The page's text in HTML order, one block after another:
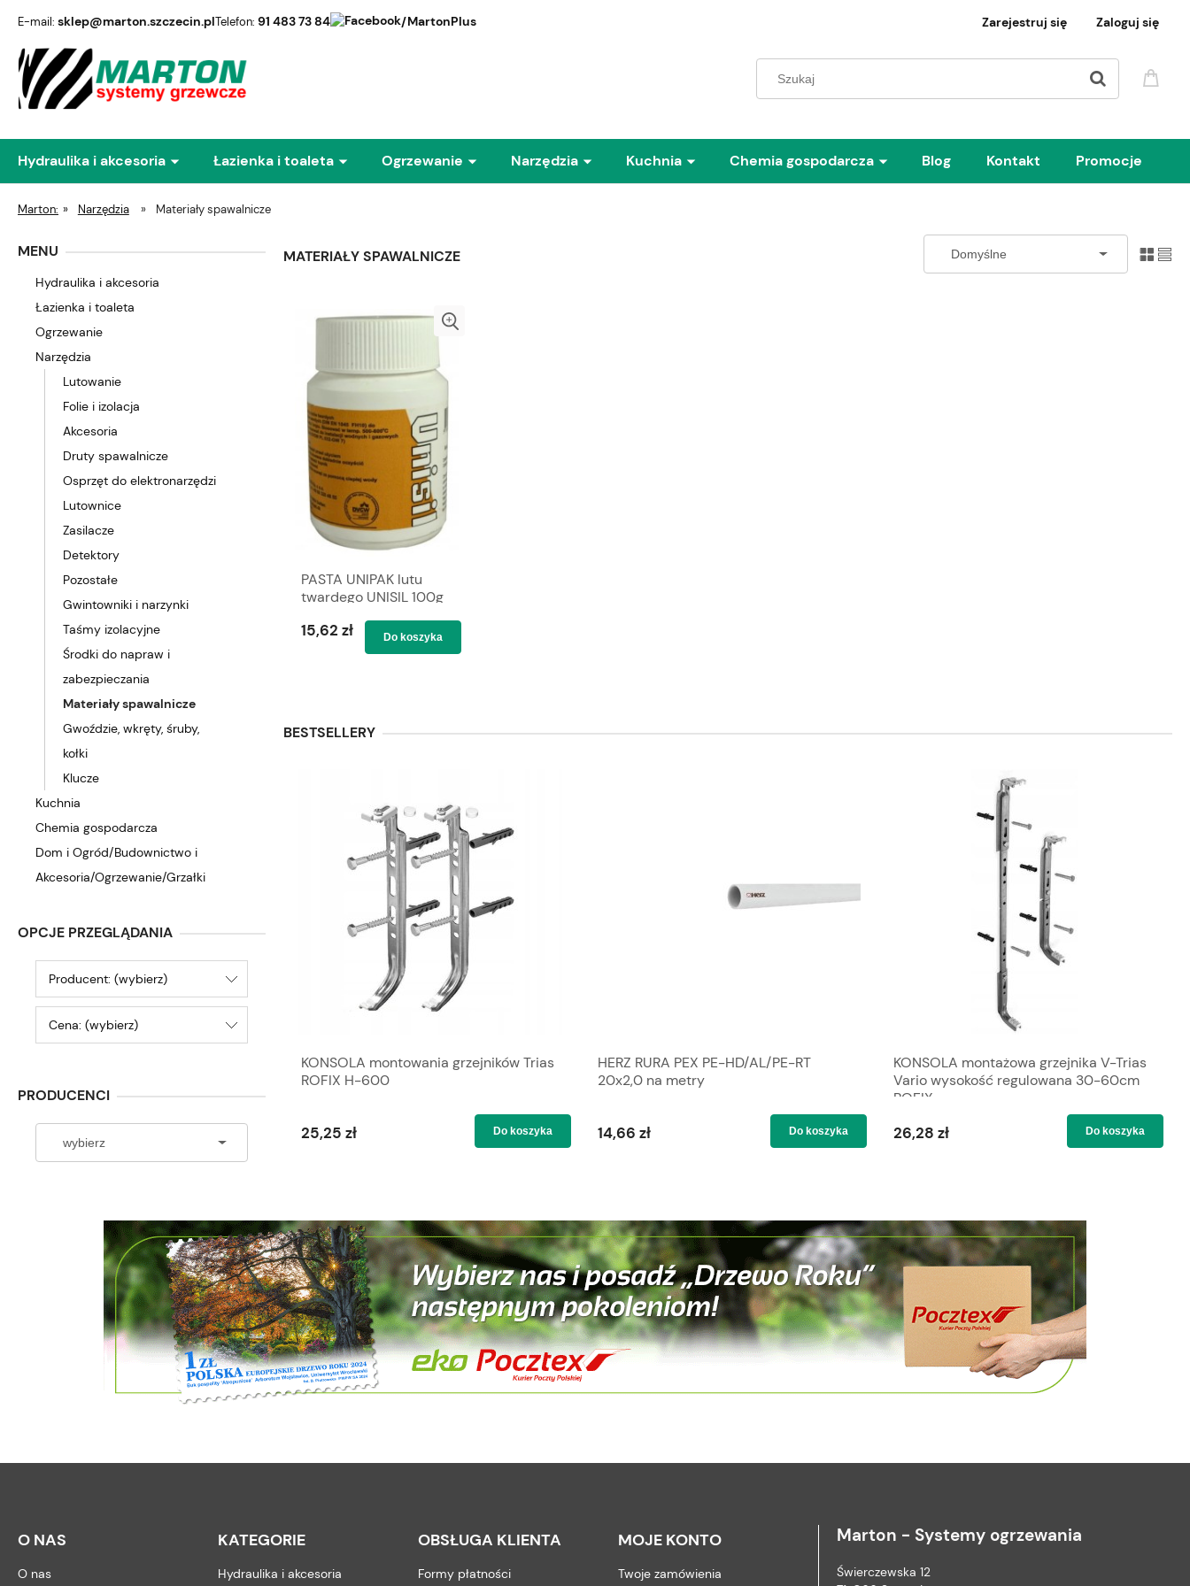
E-mail: sklep@marton.szczecin.plTelefon: 91 483 73 84 /MartonPlus Zarejestruj się Zaloguj się
Hydraulika i akcesoria Łazienka i toaleta Ogrzewanie Narzędzia Kuchnia Chemia gospodarcza Blog Kontakt Promocje
Marton: » Narzędzia » Materiały spawalnicze
MENU
Hydraulika i akcesoria
Łazienka i toaleta
Ogrzewanie
Narzędzia
Lutowanie
Folie i izolacja
Akcesoria
Druty spawalnicze
Osprzęt do elektronarzędzi
Lutownice
Zasilacze
Detektory
Pozostałe
Gwintowniki i narzynki
Taśmy izolacyjne
Środki do napraw i
zabezpieczania
Materiały spawalnicze
Gwoździe, wkręty, śruby,
kołki
Klucze
Kuchnia
Chemia gospodarcza
Dom i Ogród/Budownictwo i
Akcesoria/Ogrzewanie/Grzałki
OPCJE PRZEGLĄDANIA
Producent: (wybierz)
Cena: (wybierz)
PRODUCENCI
MATERIAŁY SPAWALNICZE
PASTA UNIPAK lutu
twardego UNISIL 100g
15,62 zł Do koszyka
BESTSELLERY
KONSOLA montowania grzejników Trias
ROFIX H-600
25,25 zł Do koszyka
HERZ RURA PEX PE-HD/AL/PE-RT
20x2,0 na metry
14,66 zł Do koszyka
KONSOLA montażowa grzejnika V-Trias
Vario wysokość regulowana 30-60cm
ROFIX
26,28 zł Do koszyka
O NAS
O nas
KATEGORIE
Hydraulika i akcesoria
OBSŁUGA KLIENTA
Formy płatności
MOJE KONTO
Twoje zamówienia
Marton - Systemy ogrzewania
Świerczewska 12